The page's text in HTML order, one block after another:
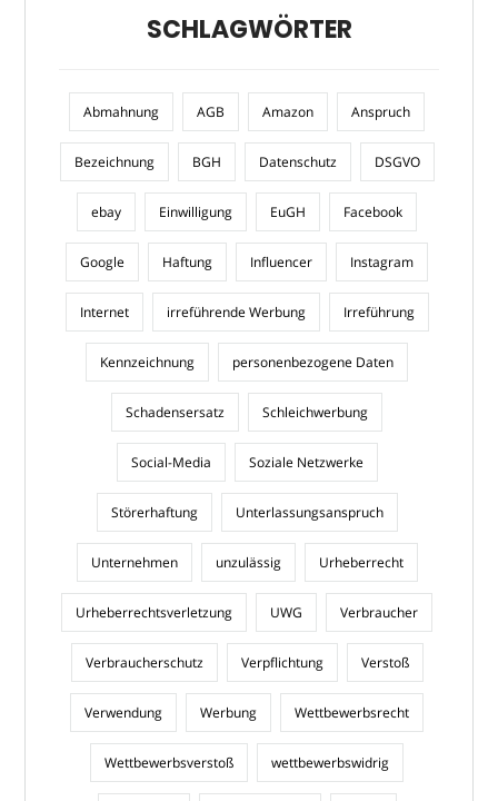
SCHLAGWÖRTER
Abmahnung AGB Amazon Anspruch
Bezeichnung BGH Datenschutz DSGVO
ebay Einwilligung EuGH Facebook
Google Haftung Influencer Instagram
Internet irreführende Werbung Irreführung
Kennzeichnung personenbezogene Daten
Schadensersatz Schleichwerbung
Social-Media Soziale Netzwerke
Störerhaftung Unterlassungsanspruch
Unternehmen unzulässig Urheberrecht
Urheberrechtsverletzung UWG Verbraucher
Verbraucherschutz Verpflichtung Verstoß
Verwendung Werbung Wettbewerbsrecht
Wettbewerbsverstoß wettbewerbswidrig